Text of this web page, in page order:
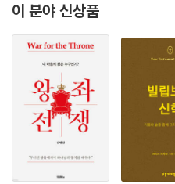
이 분야 신상품